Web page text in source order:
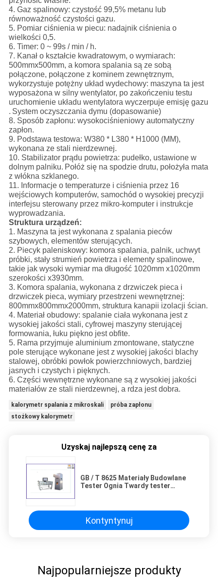
4. Gaz spalinowy: czystość 99,5% metanu lub
równoważność czystości gazu.
5. Pomiar ciśnienia w piecu: nadajnik ciśnienia o
wielkości 0,5.
6. Timer: 0 ~ 99s / min / h.
7. Kanał o kształcie kwadratowym, o wymiarach:
500mmx500mm, a komora spalania są ze sobą
połączone, połączone z kominem zewnętrznym,
wykorzystuje potężny układ wydechowy: maszyna ta jest
wyposażona w silny wentylator, po zakończeniu testu
uruchomienie układu wentylatora wyczerpuje emisję gazu
. System oczyszczania dymu (dopasowanie)
8. Sposób zapłonu: wysokociśnieniowy automatyczny
zapłon.
9. Podstawa testowa: W380 * L380 * H1000 (MM),
wykonana ze stali nierdzewnej.
10. Stabilizator prądu powietrza: pudełko, ustawione w
dolnym palniku. Połóż się na spodzie drutu, położyła mata
z włókna szklanego.
11. Informacje o temperaturze i ciśnienia przez 16
wejściowych komputerów, samochód o wysokiej precyzji
interfejsu sterowany przez mikro-komputer i instrukcje
wyprowadzania.
Struktura urządzeń:
1. Maszyna ta jest wykonana z spalania pieców
szybowych, elementów sterujących.
2. Piecyk paleniskowy: komora spalania, palnik, uchwyt
próbki, stały strumień powietrza i elementy spalinowe,
takie jak wysoki wymiar ma długość 1020mm x1020mm
szerokości x3930mm.
3. Komora spalania, wykonana z drzwiczek pieca i
drzwiczek pieca, wymiary przestrzeni wewnętrznej:
800mmx800mmx2000mm, struktura kanapii izolacji ścian.
4. Materiał obudowy: spalanie ciała wykonana jest z
wysokiej jakości stali, cyfrowej maszyny sterującej
formowania, łuku piękno jest obfite.
5. Rama przyjmuje aluminium zmontowane, statyczne
pole sterujące wykonane jest z wysokiej jakości blachy
stalowej, obróbki powłok powierzchniowych, bardziej
jasnych i czystych i pięknych.
6. Części wewnętrzne wykonane są z wysokiej jakości
materiałów ze stali nierdzewnej, a rdza jest dobra.
kalorymetr spalania z mikroskali
próba zapłonu
stożkowy kalorymetr
Uzyskaj najlepszą cenę za
GB / T 8625 Materiały Budowlane
Tester Ognia Twardy tester
Kontyntynuj
Najpopularniejsze produkty